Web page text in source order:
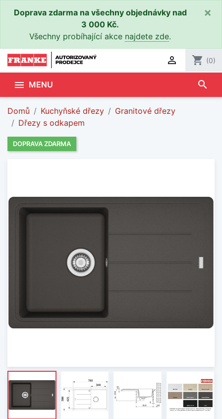
Doprava zdarma na všechny objednávky nad
3 000 Kč.
Všechny probíhající akce najdete zde.
×
 shopping_cart (0)
 MENU search
Domů Kuchyňské dřezy
Granitové dřezy
Dřezy s odkapem
DOPRAVA ZDARMA